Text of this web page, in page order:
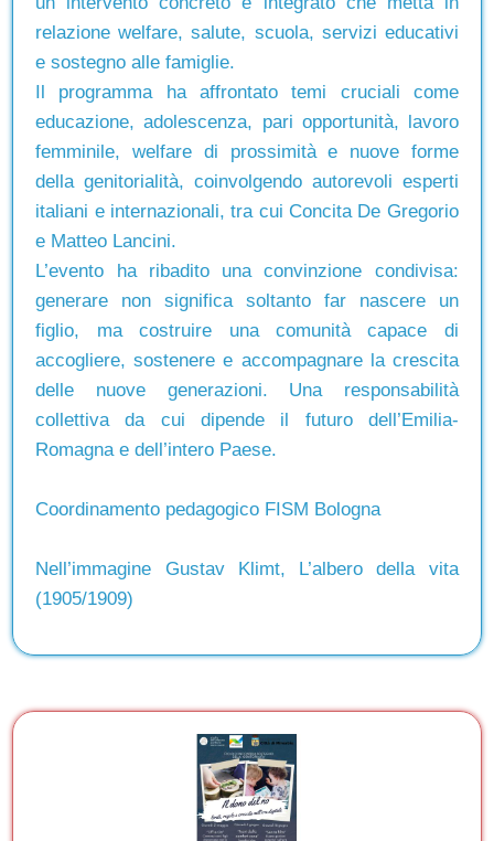
relazione welfare, salute, scuola, servizi educativi
e sostegno alle famiglie.
Il programma ha affrontato temi cruciali come
educazione, adolescenza, pari opportunità, lavoro
femminile, welfare di prossimità e nuove forme
della genitorialità, coinvolgendo autorevoli esperti
italiani e internazionali, tra cui Concita De Gregorio
e Matteo Lancini.
L’evento ha ribadito una convinzione condivisa:
generare non significa soltanto far nascere un
figlio, ma costruire una comunità capace di
accogliere, sostenere e accompagnare la crescita
delle nuove generazioni. Una responsabilità
collettiva da cui dipende il futuro dell’Emilia-
Romagna e dell’intero Paese.
Coordinamento pedagogico FISM Bologna
Nell’immagine Gustav Klimt, L’albero della vita
(1905/1909)